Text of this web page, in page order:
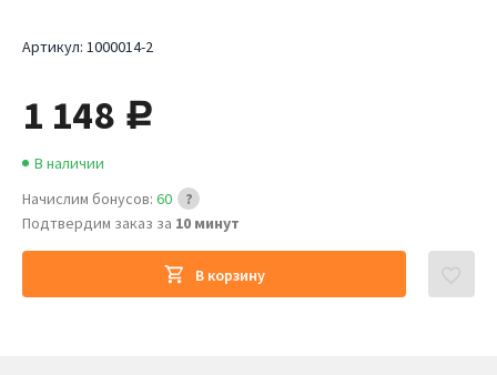
Артикул: 1000014-2
1 148 руб.
Начислим бонусов: 60
Подтвердим заказ за 10 минут
В наличии
В корзину